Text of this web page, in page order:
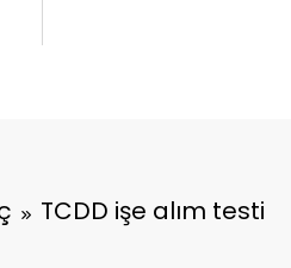
TCDD işe alım testi